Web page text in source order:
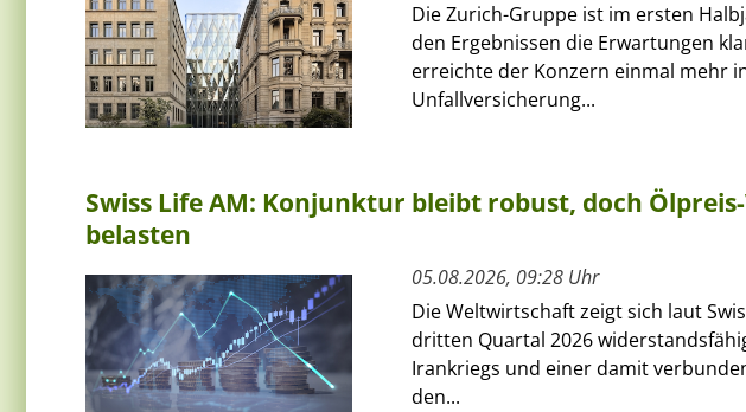
Die Zurich-Gruppe ist im ersten
den Ergebnissen die Erwartungen
erreichte der Konzern einmal mehr
Unfallversicherung...
Swiss Life AM: Konjunktur bleibt robust, doch
belasten
05.08.2026, 09:28 Uhr
Die Weltwirtschaft zeigt sich laut
dritten Quartal 2026
Irankriegs und einer damit
den...